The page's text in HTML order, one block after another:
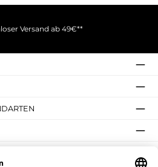
Versand ab 49€**